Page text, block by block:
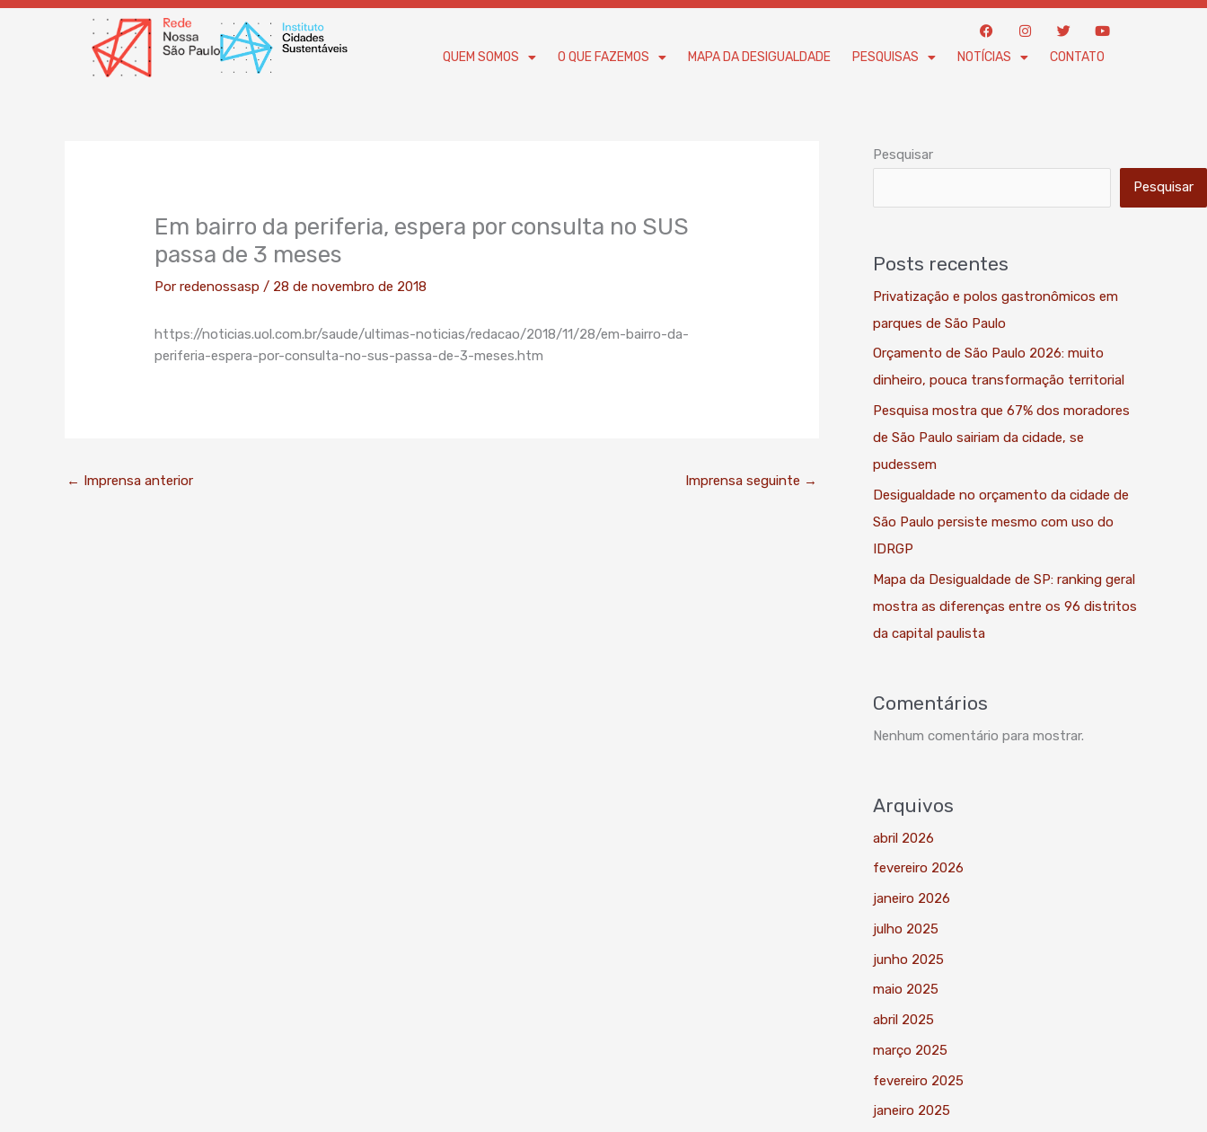
Ir
F
a
c
e
I
n
t
T
w
i
t
Y
o
u
t
QUEM SOMOS O QUE FAZEMOS MAPA DA DESIGUALDADE PESQUISAS NOTÍCIAS CONTATO
Em bairro da periferia, espera por consulta no SUS
passa de 3 meses
Porredenossasp/ 28 de novembro de 2018
https://noticias.uol.com.br/saude/ultimas-noticias/redacao/2018/11/28/em-bairro-da-
periferia-espera-por-consulta-no-sus-passa-de-3-meses.htm
← Imprensa anterior Imprensa seguinte →
Pesquisar
Pesquisar
Posts recentes
Privatização e polos gastronômicos em
parques de São Paulo
Orçamento de São Paulo 2026: muito
dinheiro, pouca transformação territorial
Pesquisa mostra que 67% dos moradores
de São Paulo sairiam da cidade, se
pudessem
Desigualdade no orçamento da cidade de
São Paulo persiste mesmo com uso do
IDRGP
Mapa da Desigualdade de SP: ranking geral
mostra as diferenças entre os 96 distritos
da capital paulista
Comentários
Nenhum comentário para mostrar.
Arquivos
abril 2026
fevereiro 2026
janeiro 2026
julho 2025
junho 2025
maio 2025
abril 2025
março 2025
fevereiro 2025
janeiro 2025